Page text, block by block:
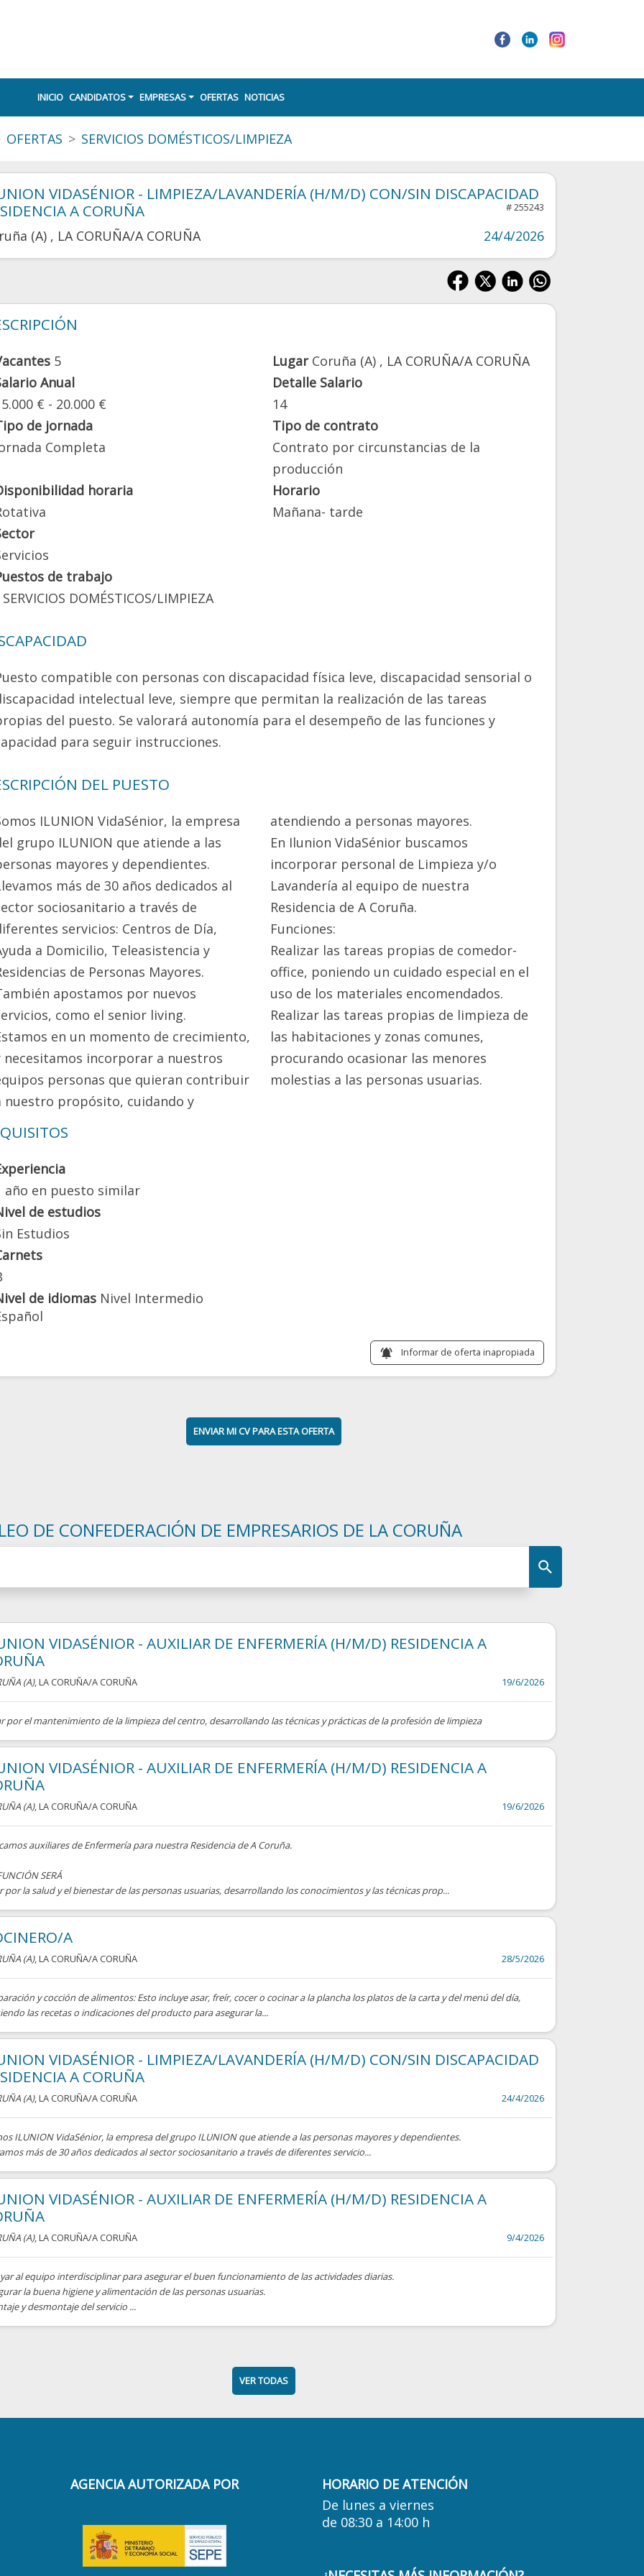
INICIO CANDIDATOS EMPRESAS OFERTAS NOTICIAS
OFERTAS SERVICIOS DOMÉSTICOS/LIMPIEZA
VIDASÉNIOR - LIMPIEZA/LAVANDERÍA (H/M/D) CON/SIN DISCAPACIDAD
A CORUÑA
# 255243
(A) , LA CORUÑA/A CORUÑA 24/4/2026
5 Lugar Coruña (A) , LA CORUÑA/A CORUÑA
Anual
€ - 20.000 €
Detalle Salario
14
de jornada
Completa
Tipo de contrato
Contrato por circunstancias de la
producción
horaria
Horario
Mañana- tarde
de trabajo
SERVICIOS DOMÉSTICOS/LIMPIEZA
compatible con personas con discapacidad física leve, discapacidad sensorial o
intelectual leve, siempre que permitan la realización de las tareas
del puesto. Se valorará autonomía para el desempeño de las funciones y
para seguir instrucciones.
DEL PUESTO
ILUNION VidaSénior, la empresa
grupo ILUNION que atiende a las
mayores y dependientes.
más de 30 años dedicados al
sociosanitario a través de
servicios: Centros de Día,
a Domicilio, Teleasistencia y
de Personas Mayores.
apostamos por nuevos
como el senior living.
en un momento de crecimiento,
necesitamos incorporar a nuestros
personas que quieran contribuir
nuestro propósito, cuidando y
atendiendo a personas mayores.
En Ilunion VidaSénior buscamos
incorporar personal de Limpieza y/o
Lavandería al equipo de nuestra
Residencia de A Coruña.
Funciones:
Realizar las tareas propias de comedor-
office, poniendo un cuidado especial en el
uso de los materiales encomendados.
Realizar las tareas propias de limpieza de
las habitaciones y zonas comunes,
procurando ocasionar las menores
molestias a las personas usuarias.
año en puesto similar
de estudios
Estudios
de idiomas Nivel Intermedio
notifications_active Informar de oferta inapropiada
ENVIAR MI CV PARA ESTA OFERTA
DE CONFEDERACIÓN DE EMPRESARIOS DE LA CORUÑA
VIDASÉNIOR - AUXILIAR DE ENFERMERÍA (H/M/D) RESIDENCIA A
(A), LA CORUÑA/A CORUÑA 19/6/2026
por el mantenimiento de la limpieza del centro, desarrollando las técnicas y prácticas de la profesión de limpieza
VIDASÉNIOR - AUXILIAR DE ENFERMERÍA (H/M/D) RESIDENCIA A
(A), LA CORUÑA/A CORUÑA 19/6/2026
auxiliares de Enfermería para nuestra Residencia de A Coruña.
SERÁ
por la salud y el bienestar de las personas usuarias, desarrollando los conocimientos y las técnicas prop...
A
(A), LA CORUÑA/A CORUÑA 28/5/2026
y cocción de alimentos: Esto incluye asar, freír, cocer o cocinar a la plancha los platos de la carta y del menú del día,
las recetas o indicaciones del producto para asegurar la...
VIDASÉNIOR - LIMPIEZA/LAVANDERÍA (H/M/D) CON/SIN DISCAPACIDAD
A CORUÑA
(A), LA CORUÑA/A CORUÑA 24/4/2026
ILUNION VidaSénior, la empresa del grupo ILUNION que atiende a las personas mayores y dependientes.
más de 30 años dedicados al sector sociosanitario a través de diferentes servicio...
VIDASÉNIOR - AUXILIAR DE ENFERMERÍA (H/M/D) RESIDENCIA A
(A), LA CORUÑA/A CORUÑA 9/4/2026
al equipo interdisciplinar para asegurar el buen funcionamiento de las actividades diarias.
la buena higiene y alimentación de las personas usuarias.
y desmontaje del servicio ...
VER TODAS
AGENCIA AUTORIZADA POR
HORARIO DE ATENCIÓN
De lunes a viernes
de 08:30 a 14:00 h